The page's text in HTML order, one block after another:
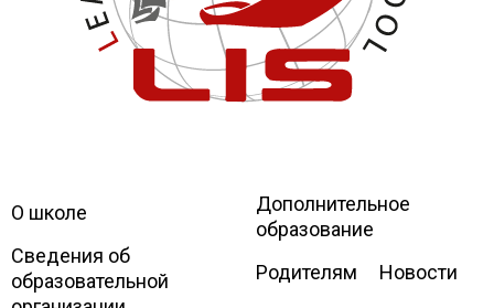
Leaders
International school
О школе
Сведения об
образовательной
Дополнительное
образование
Родителям
Новости